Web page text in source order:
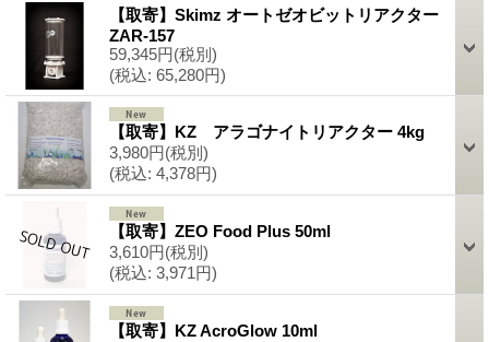
【取寄】Skimz オートゼオビットリアクター
ZAR-157
59,345円(税別)
(税込: 65,280円)
【取寄】KZ アラゴナイトリアクター 4kg
3,980円(税別)
(税込: 4,378円)
【取寄】ZEO Food Plus 50ml
3,610円(税別)
(税込: 3,971円)
【取寄】KZ AcroGlow 10ml